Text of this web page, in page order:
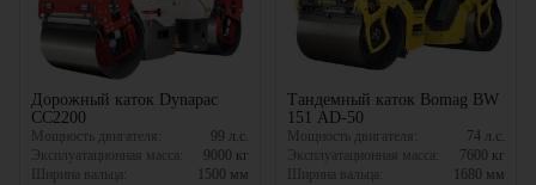
Дорожный каток Dynapac
CC2200
Мощность двигателя: 99 л.с.
Эксплуатационная масса:
9000 кг
Ширина вальца:
1500 мм
Тандемный каток Bomag BW
151 AD-50
Мощность двигателя: 74 л.с.
Эксплуатационная масса:
7600 кг
Ширина вальца:
1680 мм